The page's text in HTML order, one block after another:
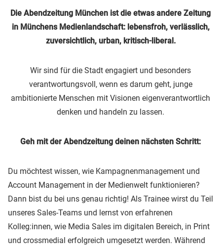
Die Abendzeitung München ist die etwas andere Zeitung
in Münchens Medienlandschaft: lebensfroh, verlässlich,
zuversichtlich, urban, kritisch-liberal.
Wir sind für die Stadt engagiert und besonders
verantwortungsvoll, wenn es darum geht, junge
ambitionierte Menschen mit Visionen eigenverantwortlich
denken und handeln zu lassen.
Geh mit der Abendzeitung deinen nächsten Schritt:
Du möchtest wissen, wie Kampagnenmanagement und
Account Management in der Medienwelt funktionieren?
Dann bist du bei uns genau richtig! Als Trainee wirst du Teil
unseres Sales-Teams und lernst von erfahrenen
Kolleg:innen, wie Media Sales im digitalen Bereich, in Print
und crossmedial erfolgreich umgesetzt werden. Während